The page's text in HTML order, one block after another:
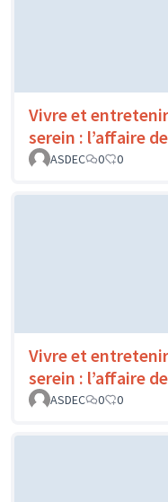
Vivre et
serein : l’affaire
ASDEC
0 0
Vivre et
serein : l’affaire
ASDEC
0 0